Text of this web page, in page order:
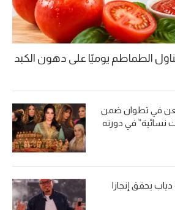
الطماطم يوميًا على دهون الكبد
في تطوان ضمن
نسائية” في دورته
يحقق إنجازا